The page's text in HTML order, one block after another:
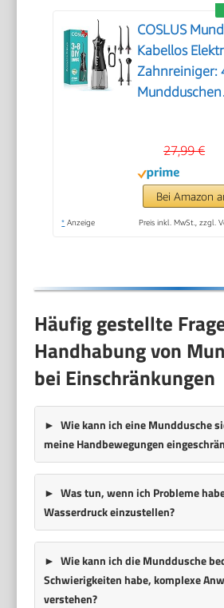
COSLUS
Kabellos
Zahnreiniger:
Mundduschen
Munddusche
Schnellladung
Tage
27,99 €
Bei Amazon
* Anzeige Preis inkl. MwSt., zzgl.
Häufig gestellte
Handhabung von
bei Einschränkungen
Wie kann ich eine Munddusche
meine Handbewegungen
Was tun, wenn ich Probleme
Wasserdruck einzustellen?
Wie kann ich die Munddusche
Schwierigkeiten habe, komplexe
verstehen?